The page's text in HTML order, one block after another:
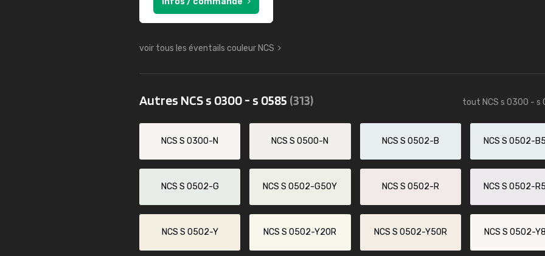
voir tous les éventails couleur NCS
Autres NCS s 0300 - s 0585 (313) tout NCS s 0300 - s
NCS S 0300-N NCS S 0500-N NCS S 0502-B NCS S 0502-
NCS S 0502-G NCS S 0502-G50Y NCS S 0502-R NCS S 0502-
NCS S 0502-Y NCS S 0502-Y20R NCS S 0502-Y50R NCS S 0502-